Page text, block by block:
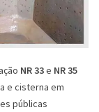
NR 33e NR 35
e cisterna em
públicas